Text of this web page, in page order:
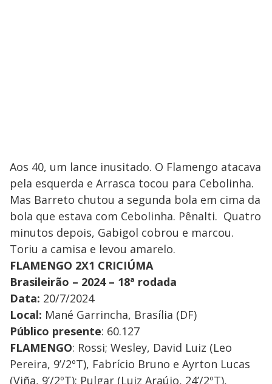
Aos 40, um lance inusitado. O Flamengo atacava
pela esquerda e Arrasca tocou para Cebolinha.
Mas Barreto chutou a segunda bola em cima da
bola que estava com Cebolinha. Pênalti. Quatro
minutos depois, Gabigol cobrou e marcou.
Toriu a camisa e levou amarelo.
FLAMENGO 2X1 CRICIÚMA
Brasileirão – 2024 – 18ª rodada
Data: 20/7/2024
Local: Mané Garrincha, Brasília (DF)
Público presente: 60.127
FLAMENGO: Rossi; Wesley, David Luiz (Leo
Pereira, 9’/2ºT), Fabrício Bruno e Ayrton Lucas
(Viña, 9’/2ºT); Pulgar (Luiz Araújo, 24’/2ºT),